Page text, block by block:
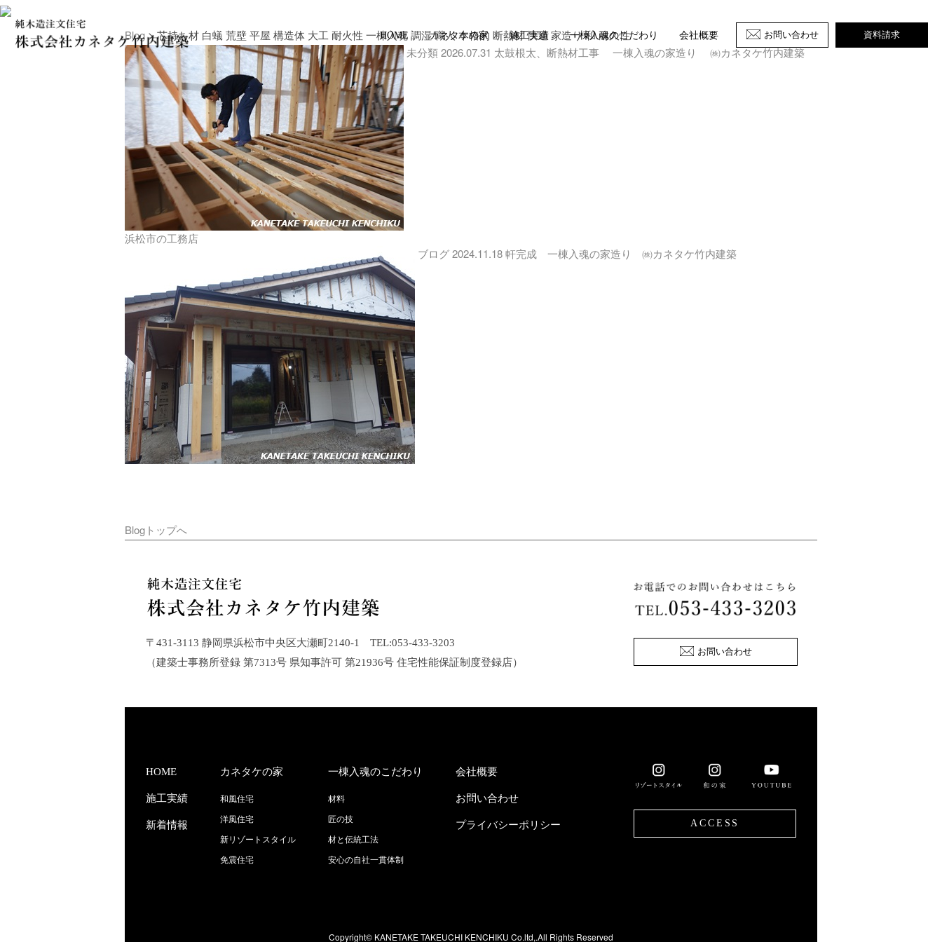
HOME カネタケの家 施工実績 一棟入魂のこだわり 会社概要 お問い合わせ 資料請求
Blog> 芯持ち材 白蟻 荒壁 平屋 構造体 大工 耐火性 一棟入魂 調湿 職人 本格的 断熱材 快適 家造り 和 耐久性
未分類2026.07.31 太鼓根太、断熱材工事 一棟入魂の家造り ㈱カネタケ竹内建築
浜松市の工務店
ブログ2024.11.18軒完成 一棟入魂の家造り ㈱カネタケ竹内建築
Blogトップへ
〒431-3113 静岡県浜松市中央区大瀬町2140-1 TEL:053-433-3203
（建築士事務所登録 第7313号 県知事許可 第21936号 住宅性能保証制度登録店）
お問い合わせ
HOME
施工実績
新着情報
カネタケの家
和風住宅
洋風住宅
新リゾートスタイル
免震住宅
一棟入魂のこだわり
材料
匠の技
材と伝統工法
安心の自社一貫体制
会社概要
お問い合わせ
プライバシーポリシー ACCESS
Copyright© KANETAKE TAKEUCHI KENCHIKU Co.ltd,.All Rights Reserved